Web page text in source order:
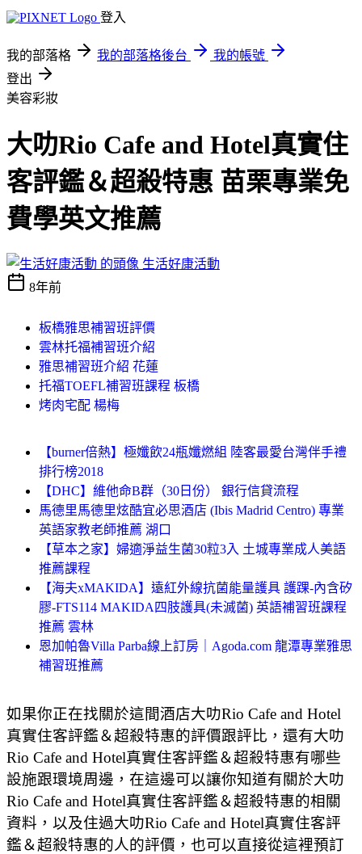
登入
我的部落格 我的部落格後台
我的帳號
登出
美容彩妝
大叻Rio Cafe and Hotel真實住
客評鑑＆超殺特惠 苗栗專業免
費學英文推薦
生活好康活動
8年前
板橋雅思補習班評價
雲林托福補習班介紹
雅思補習班介紹 花蓮
托福TOEFL補習班課程 板橋
烤肉宅配 楊梅
【burner倍熱】極孅飲24瓶孅燃組 陸客最愛台灣伴手禮
排行榜2018
【DHC】維他命B群（30日份） 銀行信貸流程
馬德里馬德里炫酷宜必思酒店 (Ibis Madrid Centro) 專業
英語家教老師推薦 湖口
【草本之家】婦適淨益生菌30粒3入 土城專業成人美語
推薦課程
【海夫xMAKIDA】遠紅外線抗菌能量護具 護踝-內含矽
膠-FTS114 MAKIDA四肢護具(未滅菌) 英語補習班課程
推薦 雲林
恩加帕魯Villa Parba線上訂房｜Agoda.com 龍潭專業雅思
補習班推薦
如果你正在找關於這間酒店大叻Rio Cafe and Hotel
真實住客評鑑＆超殺特惠的評價跟評比，還有大叻
Rio Cafe and Hotel真實住客評鑑＆超殺特惠有哪些
設施跟環境周邊，在這邊可以讓你知道有關於大叻
Rio Cafe and Hotel真實住客評鑑＆超殺特惠的相關
資料，以及住過大叻Rio Cafe and Hotel真實住客評
鑑＆超殺特惠的人的評價，也可以直接從這裡預訂